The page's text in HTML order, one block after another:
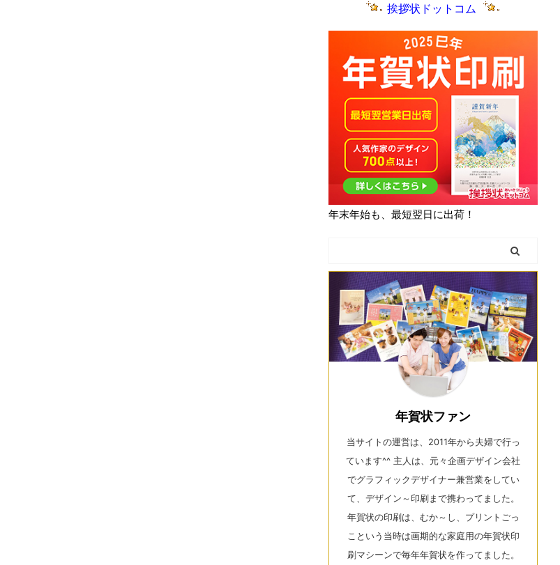
挨拶状ドットコム
年末年始も、最短翌日に出荷！
年賀状ファン
当サイトの運営は、2011年から夫婦で行っ
ています^^ 主人は、元々企画デザイン会社
でグラフィックデザイナー兼営業をしてい
て、デザイン～印刷まで携わってました。
年賀状の印刷は、むか～し、プリントごっ
こという当時は画期的な家庭用の年賀状印
刷マシーンで毎年年賀状を作ってました。